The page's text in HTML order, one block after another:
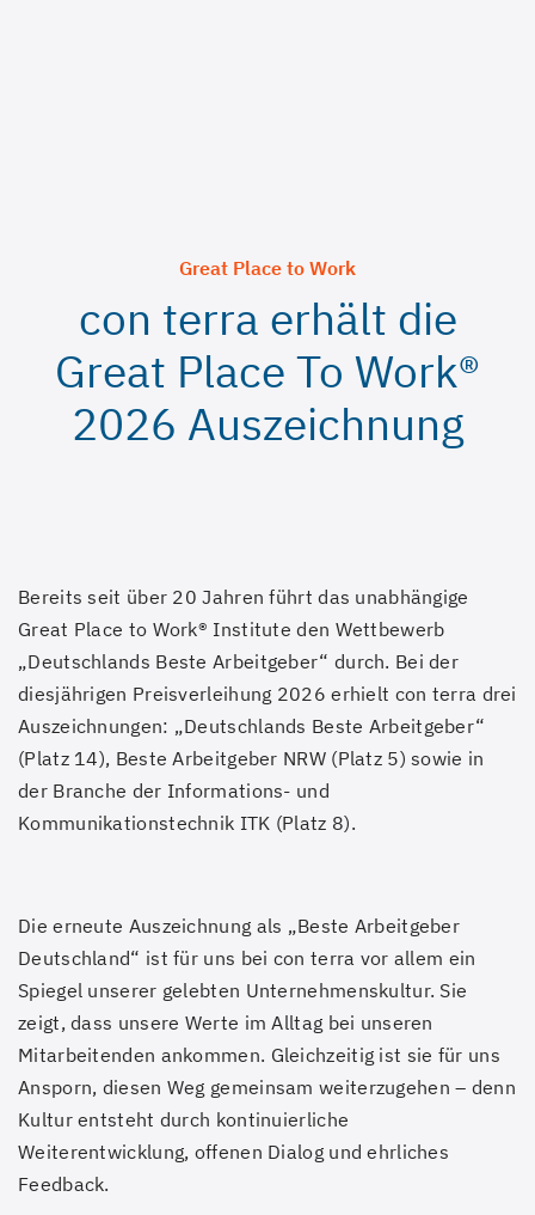
Great Place to Work
con terra erhält die
Great Place To Work®
2026 Auszeichnung
Bereits seit über 20 Jahren führt das unabhängige
Great Place to Work® Institute den Wettbewerb
„Deutschlands Beste Arbeitgeber“ durch. Bei der
diesjährigen Preisverleihung 2026 erhielt con terra drei
Auszeichnungen: „Deutschlands Beste Arbeitgeber“
(Platz 14), Beste Arbeitgeber NRW (Platz 5) sowie in
der Branche der Informations- und
Kommunikationstechnik ITK (Platz 8).
Die erneute Auszeichnung als „Beste Arbeitgeber
Deutschland“ ist für uns bei con terra vor allem ein
Spiegel unserer gelebten Unternehmenskultur. Sie
zeigt, dass unsere Werte im Alltag bei unseren
Mitarbeitenden ankommen. Gleichzeitig ist sie für uns
Ansporn, diesen Weg gemeinsam weiterzugehen – denn
Kultur entsteht durch kontinuierliche
Weiterentwicklung, offenen Dialog und ehrliches
Feedback.